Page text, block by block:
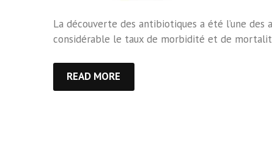
La découverte des antibiotiques a été l’une
considérable le taux de morbidité et de
READ MORE